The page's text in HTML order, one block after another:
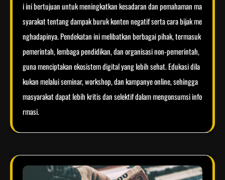
i ini bertujuan untuk meningkatkan kesadaran dan pemahaman ma
syarakat tentang dampak buruk konten negatif serta cara bijak me
nghadapinya. Pendekatan ini melibatkan berbagai pihak, termasuk
pemerintah, lembaga pendidikan, dan organisasi non-pemerintah,
guna menciptakan ekosistem digital yang lebih sehat. Edukasi dila
kukan melalui seminar, workshop, dan kampanye online, sehingga
masyarakat dapat lebih kritis dan selektif dalam mengonsumsi info
rmasi.